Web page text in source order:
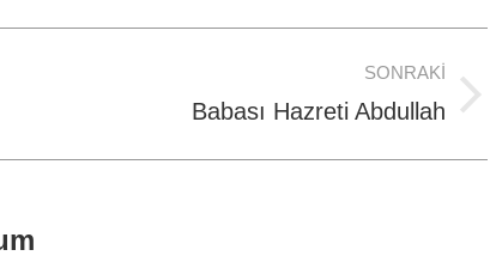
SONRAKI
Babası Hazreti Abdullah